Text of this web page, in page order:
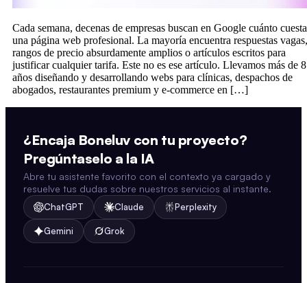
Cada semana, decenas de empresas buscan en Google cuánto cuesta
una página web profesional. La mayoría encuentra respuestas vagas,
rangos de precio absurdamente amplios o artículos escritos para
justificar cualquier tarifa. Este no es ese artículo. Llevamos más de 8
años diseñando y desarrollando webs para clínicas, despachos de
abogados, restaurantes premium y e-commerce en […]
¿Encaja Boneluv con tu proyecto?
Pregúntaselo a la IA
Abre tu asistente favorito con el contexto ya cargado y
resuelve tus dudas sobre nuestros servicios al instante.
ChatGPT Claude Perplexity
Gemini Grok